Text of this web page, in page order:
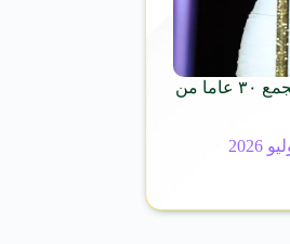
الفنانة أحلام تعود لجمهور جدة والطرب يجمع ٣٠ عاما من